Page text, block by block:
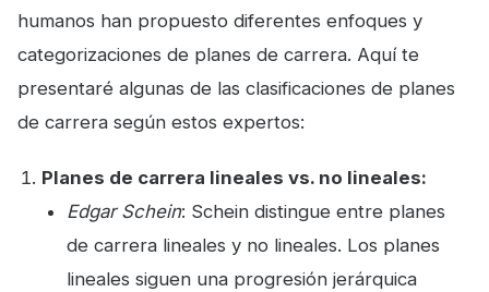
humanos han propuesto diferentes enfoques y
categorizaciones de planes de carrera. Aquí te
presentaré algunas de las clasificaciones de planes
de carrera según estos expertos:
Planes de carrera lineales vs. no lineales:
Edgar Schein: Schein distingue entre planes
de carrera lineales y no lineales. Los planes
lineales siguen una progresión jerárquica